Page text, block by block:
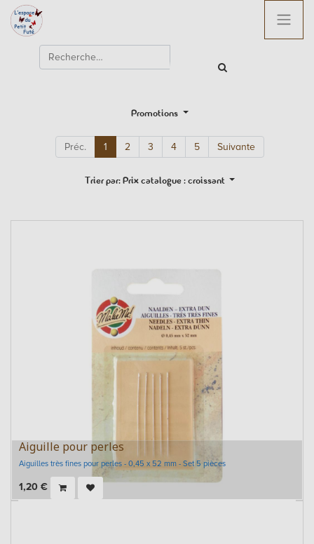
Promotions
Préc. 1 2 3 4 5 Suivante
Trier par: Prix catalogue : croissant
Aiguille pour perles
Aiguilles très fines pour perles - 0,45 x 52 mm - Set 5 pièces
1,20 €